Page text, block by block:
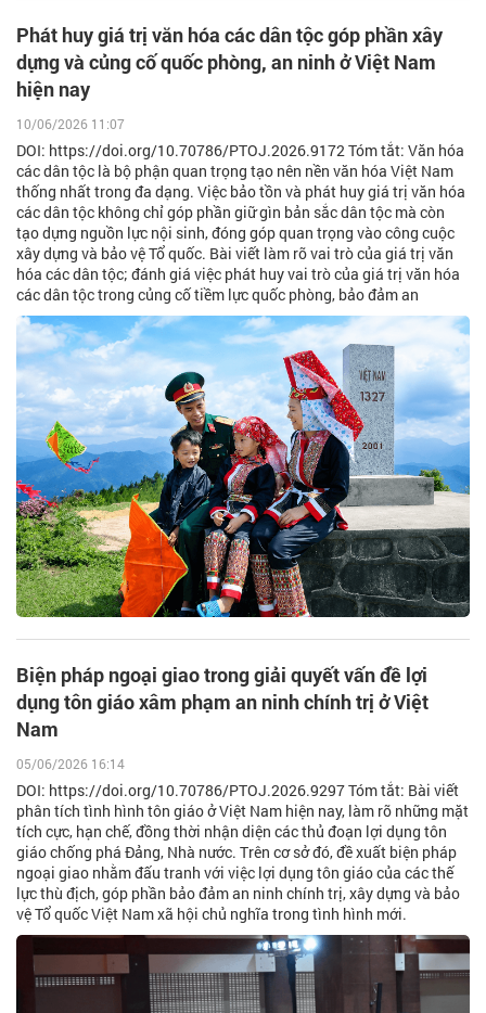
Phát huy giá trị văn hóa các dân tộc góp phần xây
dựng và củng cố quốc phòng, an ninh ở Việt Nam
hiện nay
10/06/2026 11:07
DOI: https://doi.org/10.70786/PTOJ.2026.9172 Tóm tắt: Văn hóa
các dân tộc là bộ phận quan trọng tạo nên nền văn hóa Việt Nam
thống nhất trong đa dạng. Việc bảo tồn và phát huy giá trị văn hóa
các dân tộc không chỉ góp phần giữ gìn bản sắc dân tộc mà còn
tạo dựng nguồn lực nội sinh, đóng góp quan trọng vào công cuộc
xây dựng và bảo vệ Tổ quốc. Bài viết làm rõ vai trò của giá trị văn
hóa các dân tộc; đánh giá việc phát huy vai trò của giá trị văn hóa
các dân tộc trong củng cố tiềm lực quốc phòng, bảo đảm an
Biện pháp ngoại giao trong giải quyết vấn đề lợi
dụng tôn giáo xâm phạm an ninh chính trị ở Việt
Nam
05/06/2026 16:14
DOI: https://doi.org/10.70786/PTOJ.2026.9297 Tóm tắt: Bài viết
phân tích tình hình tôn giáo ở Việt Nam hiện nay, làm rõ những mặt
tích cực, hạn chế, đồng thời nhận diện các thủ đoạn lợi dụng tôn
giáo chống phá Đảng, Nhà nước. Trên cơ sở đó, đề xuất biện pháp
ngoại giao nhằm đấu tranh với việc lợi dụng tôn giáo của các thế
lực thù địch, góp phần bảo đảm an ninh chính trị, xây dựng và bảo
vệ Tổ quốc Việt Nam xã hội chủ nghĩa trong tình hình mới.